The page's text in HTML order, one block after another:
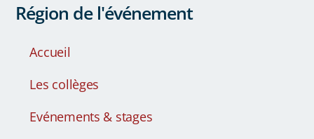
Région de l'événement
Accueil
Les collèges
Evénements & stages